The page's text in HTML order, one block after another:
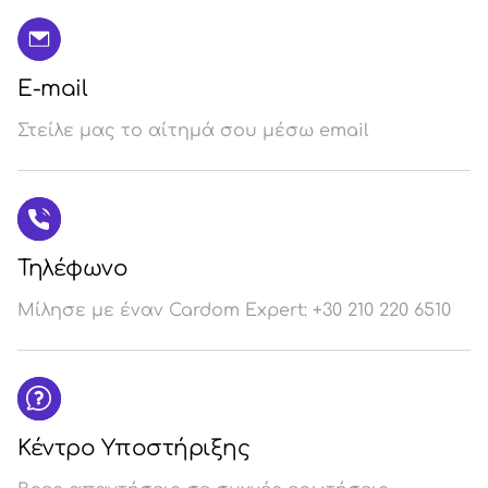
E-mail
Στείλε μας το αίτημά σου μέσω email
Τηλέφωνο
Μίλησε με έναν Cardom Expert: +30 210 220 6510
Κέντρο Υποστήριξης